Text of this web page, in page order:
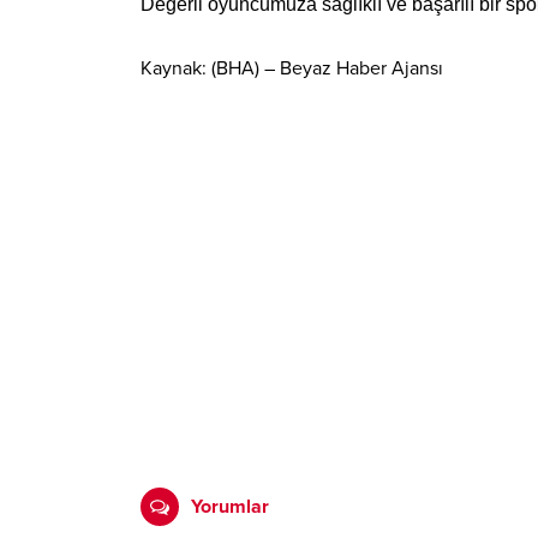
Değerli oyuncumuza sağlıklı ve başarılı bir
Kaynak: (BHA) – Beyaz Haber Ajansı
Yorumlar